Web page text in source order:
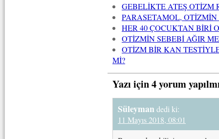
GEBELİKTE ATEŞ OTİZM
PARASETAMOL,
HER 40 ÇOCUKTAN BİRİ
OTİZMİN SEBEBİ AĞIR
OTİZM BİR KAN
Mİ?
Yazı için 4 yorum
Süleymandedi ki:
11 Mayıs 2018, 08:01